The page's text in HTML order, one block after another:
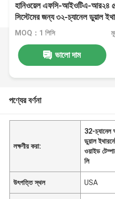
হানিওয়েল এফসি-আইওটিএ-
সিস্টেমের জন্য ৩২-চ্যানেল ডুয়াল
অ্যাসেম্বলি
MOQ：1 পিসি
ভালো দাম
পণ্যের বর্ণনা
লক্ষণীয় করা:
32-চ্যানেল
ডুয়াল
ওয়াইড
লি
উৎপত্তি স্থল USA